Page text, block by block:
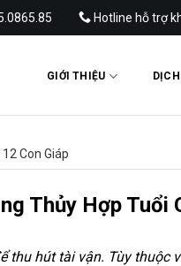
Hotline hỗ trợ
GIỚI THIỆU
Con Giáp
Thủy Hợp Tuổi
thu hút tài vận. Tùy thuộc